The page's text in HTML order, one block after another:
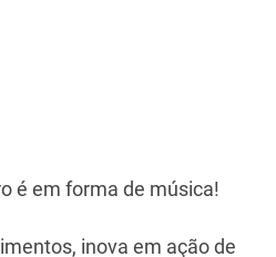
é em forma de música!
inova em ação de